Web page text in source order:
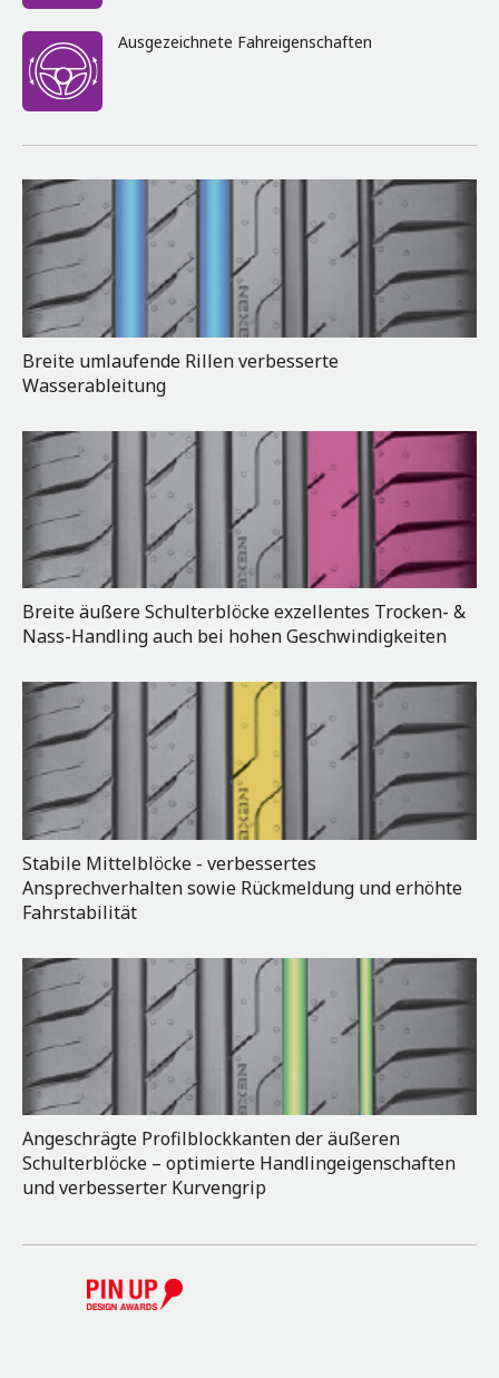
Ausgezeichnete Fahreigenschaften
Breite umlaufende Rillen verbesserte
Wasserableitung
Breite äußere Schulterblöcke exzellentes Trocken- &
Nass-Handling auch bei hohen Geschwindigkeiten
Stabile Mittelblöcke - verbessertes
Ansprechverhalten sowie Rückmeldung und erhöhte
Fahrstabilität
Angeschrägte Profilblockkanten der äußeren
Schulterblöcke – optimierte Handlingeigenschaften
und verbesserter Kurvengrip